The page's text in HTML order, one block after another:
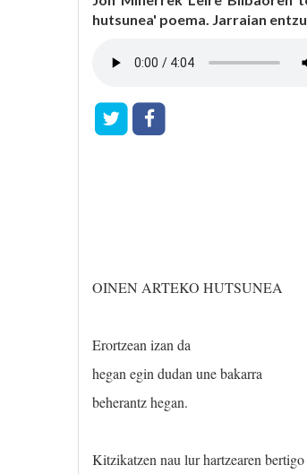
hutsunea' poema. Jarraian
OINEN ARTEKO HUTSUNEA
Erortzean izan da
hegan egin dudan une bakarra
beherantz hegan.
Kitzikatzen nau lur hartzearen